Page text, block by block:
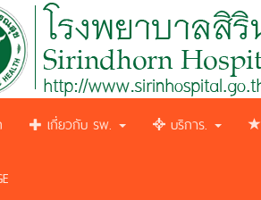
เกี่ยวกับ รพ. บริการ.